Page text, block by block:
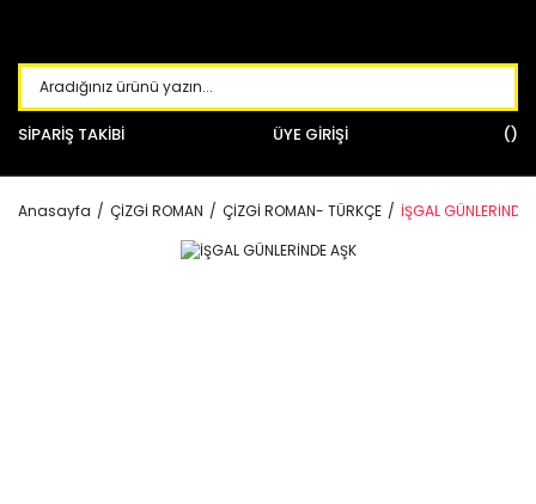
SİPARİŞ TAKİBİ ÜYE GİRİŞİ
Anasayfa ÇİZGİ ROMAN ÇİZGİ ROMAN- TÜRKÇE İŞGAL GÜNLERİNDE